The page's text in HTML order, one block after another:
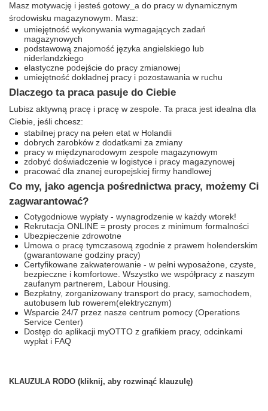
Masz motywację i jesteś gotowy_a do pracy w dynamicznym
środowisku magazynowym. Masz:
umiejętność wykonywania wymagających zadań
magazynowych
podstawową znajomość języka angielskiego lub
niderlandzkiego
elastyczne podejście do pracy zmianowej
umiejętność dokładnej pracy i pozostawania w ruchu
Dlaczego ta praca pasuje do Ciebie
Lubisz aktywną pracę i pracę w zespole. Ta praca jest idealna dla
Ciebie, jeśli chcesz:
stabilnej pracy na pełen etat w Holandii
dobrych zarobków z dodatkami za zmiany
pracy w międzynarodowym zespole magazynowym
zdobyć doświadczenie w logistyce i pracy magazynowej
pracować dla znanej europejskiej firmy handlowej
Co my, jako agencja pośrednictwa pracy, możemy Ci
zagwarantować?
Cotygodniowe wypłaty - wynagrodzenie w każdy wtorek!
Rekrutacja ONLINE = prosty proces z minimum formalności
Ubezpieczenie zdrowotne
Umowa o pracę tymczasową zgodnie z prawem holenderskim
(gwarantowane godziny pracy)
Certyfikowane zakwaterowanie - w pełni wyposażone, czyste,
bezpieczne i komfortowe. Wszystko we współpracy z naszym
zaufanym partnerem, Labour Housing.
Bezpłatny, zorganizowany transport do pracy, samochodem,
autobusem lub rowerem(elektrycznym)
Wsparcie 24/7 przez nasze centrum pomocy (Operations
Service Center)
Dostęp do aplikacji myOTTO z grafikiem pracy, odcinkami
wypłat i FAQ
KLAUZULA RODO (kliknij, aby rozwinąć klauzulę)